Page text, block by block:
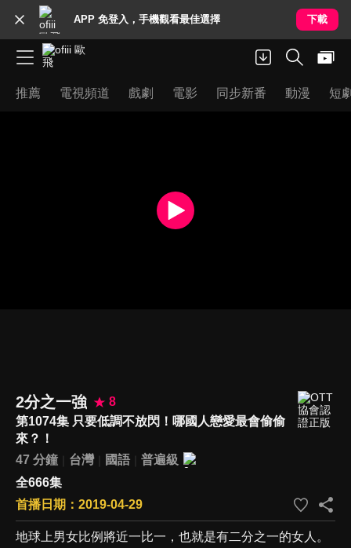
APP 免登入，手機觀看最佳選擇 下載
推薦 電視頻道 戲劇 電影 同步新番 動漫 短
2分之一強
8
第1074集 只要低調不放閃！哪國人戀愛最會偷偷
來？！
47 分鐘
台灣 國語
普遍級
全666集
首播日期：2019-04-29
地球上男女比例將近一比一，也就是有二分之一的女人。